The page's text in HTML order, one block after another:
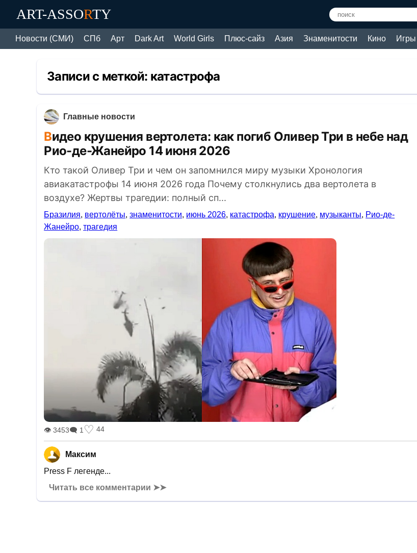
ART-ASSORTY
Новости (СМИ) СПб Арт Dark Art World Girls Плюс-сайз Азия Знаменитости Кино Игры
Записи с меткой: катастрофа
Главные новости
Видео крушения вертолета: как погиб Оливер Три в небе над
Рио-де-Жанейро 14 июня 2026
Кто такой Оливер Три и чем он запомнился миру музыки Хронология
авиакатастрофы 14 июня 2026 года Почему столкнулись два вертолета в
воздухе? Жертвы трагедии: полный сп...
Бразилия, вертолёты,знаменитости, июнь 2026, катастрофа, крушение, музыканты, Рио-де-
Жанейро,трагедия
👁 3453🗨 1 ♡ 44
Максим
Press F легенде...
Читать все комментарии ➤➤